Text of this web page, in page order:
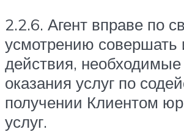
2.2.6. Агент вправе по
усмотрению совершать
действия,
оказания услуг по
получении Клиентом
услуг.